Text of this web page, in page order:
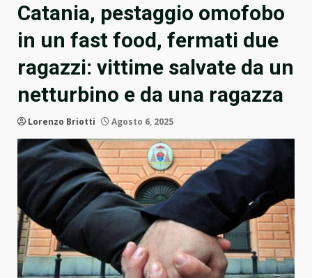
Catania, pestaggio omofobo
in un fast food, fermati due
ragazzi: vittime salvate da un
netturbino e da una ragazza
Lorenzo Briotti Agosto 6, 2025